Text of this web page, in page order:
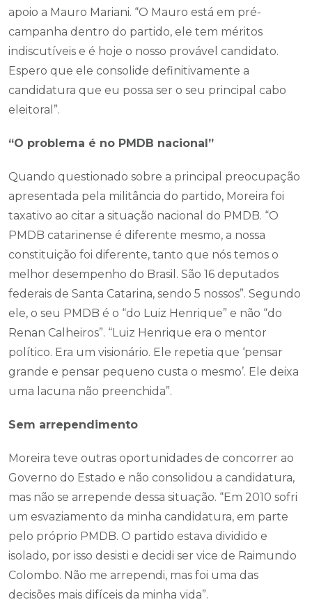
apoio a Mauro Mariani. “O Mauro está em pré-
campanha dentro do partido, ele tem méritos
indiscutíveis e é hoje o nosso provável candidato.
Espero que ele consolide definitivamente a
candidatura que eu possa ser o seu principal cabo
eleitoral”.
“O problema é no PMDB nacional”
Quando questionado sobre a principal preocupação
apresentada pela militância do partido, Moreira foi
taxativo ao citar a situação nacional do PMDB. “O
PMDB catarinense é diferente mesmo, a nossa
constituição foi diferente, tanto que nós temos o
melhor desempenho do Brasil. São 16 deputados
federais de Santa Catarina, sendo 5 nossos”. Segundo
ele, o seu PMDB é o “do Luiz Henrique” e não “do
Renan Calheiros”. “Luiz Henrique era o mentor
político. Era um visionário. Ele repetia que ‘pensar
grande e pensar pequeno custa o mesmo’. Ele deixa
uma lacuna não preenchida”.
Sem arrependimento
Moreira teve outras oportunidades de concorrer ao
Governo do Estado e não consolidou a candidatura,
mas não se arrepende dessa situação. “Em 2010 sofri
um esvaziamento da minha candidatura, em parte
pelo próprio PMDB. O partido estava dividido e
isolado, por isso desisti e decidi ser vice de Raimundo
Colombo. Não me arrependi, mas foi uma das
decisões mais difíceis da minha vida”.